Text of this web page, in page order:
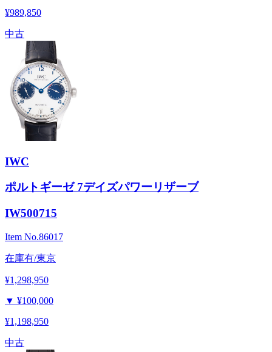
¥989,850
中古
IWC
ポルトギーゼ 7デイズパワーリザーブ
IW500715
Item No.86017
在庫有/東京
¥1,298,950
▼ ¥100,000
¥1,198,950
中古